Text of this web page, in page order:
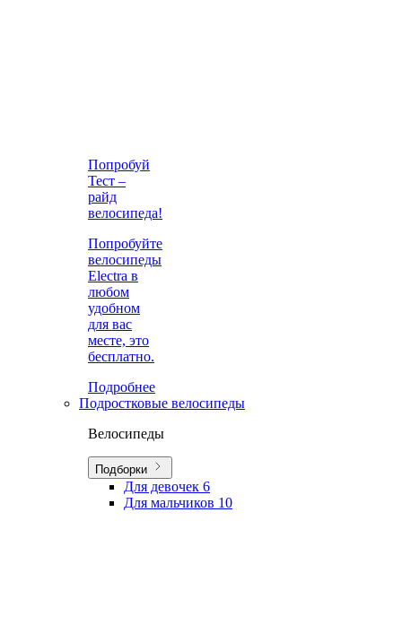
Попробуй
Тест –
райд
велосипеда!
Попробуйте
велосипеды
Electra в
любом
удобном
для вас
месте, это
бесплатно.
Подробнее
Подростковые велосипеды
Велосипеды
Подборки
Для девочек 6
Для мальчиков 10